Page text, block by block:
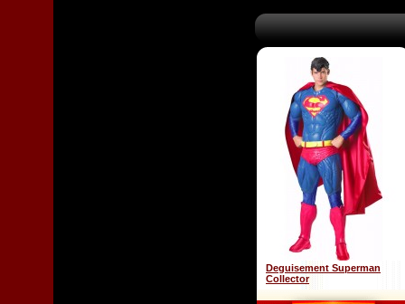
Deguisement Superman
Collector